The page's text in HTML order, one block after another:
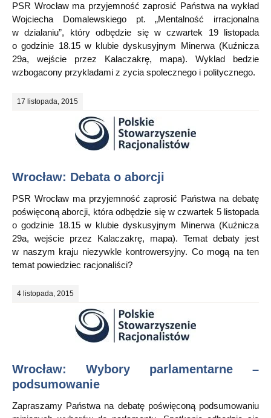
PSR Wrocław ma przyjemność zaprosić Państwa na wykład
Wojciecha Domalewskiego pt. „Mentalność irracjonalna
w dzialaniu”, który odbędzie się w czwartek 19 listopada
o godzinie 18.15 w klubie dyskusyjnym Minerwa (Kuźnicza
29a, wejście przez Kalaczakrę, mapa). Wyklad bedzie
wzbogacony przykladami z zycia spolecznego i politycznego.
17 listopada, 2015
Wrocław: Debata o aborcji
PSR Wrocław ma przyjemność zaprosić Państwa na debatę
poświęconą aborcji, która odbędzie się w czwartek 5 listopada
o godzinie 18.15 w klubie dyskusyjnym Minerwa (Kuźnicza
29a, wejście przez Kalaczakrę, mapa). Temat debaty jest
w naszym kraju niezywkle kontrowersyjny. Co mogą na ten
temat powiedziec racjonaliści?
4 listopada, 2015
Wrocław: Wybory parlamentarne –
podsumowanie
Zapraszamy Państwa na debatę poświęconą podsumowaniu